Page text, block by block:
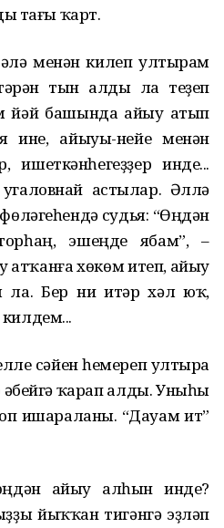
тағы ҡарт.
менән килеп ултырам
тын алды ла теҙеп
йәй башында айыу атып
ине, айыуы-нейе менән
инде...
астылар. Әллә
судья: “Өңдән
эшеңде ябам”, –
атҡанға хөкөм итеп, айыу
ла. Бер ни итәр хәл юҡ,
сәйен һемереп ултыра
әбейгә ҡарап алды. Уныһы
ишараланы. “Дауам ит”
айыу алһын инде?
йыҡҡан тигәнгә эҙләп